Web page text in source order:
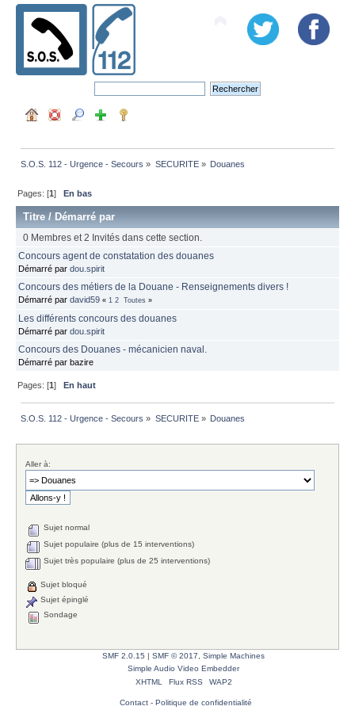
S.O.S. 112 - Urgence - Secours » SECURITE» Douanes
Pages: [1]En bas
Titre /Démarré par
0 Membres et 2 Invités dans cette section.
Concours agent de constatation des douanes
Démarré par dou.spirit
Concours des métiers de la Douane - Renseignements divers !
Démarré par david59 « 1 2 Toutes »
Les différents concours des douanes
Démarré par dou.spirit
Concours des Douanes - mécanicien naval.
Démarré par bazire
Pages: [1]En haut
S.O.S. 112 - Urgence - Secours » SECURITE» Douanes
Aller à:
Sujet normal
Sujet populaire (plus de 15 interventions)
Sujet très populaire (plus de 25 interventions)
Sujet bloqué
Sujet épinglé
Sondage
SMF 2.0.15 SMF © 2017, Simple Machines
Simple Audio Video Embedder
XHTML
Flux RSS WAP2
Contact- Politique de confidentialité